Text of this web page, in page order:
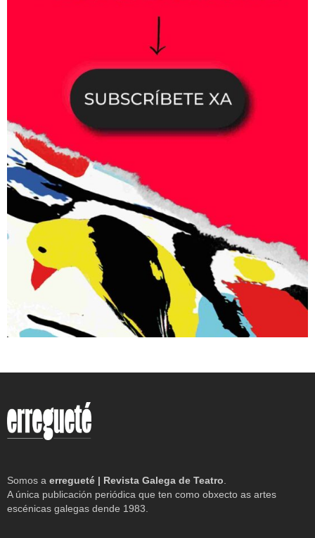
Somos a erregueté | Revista Galega de Teatro
A única publicación periódica que ten como obxecto as artes
escénicas galegas dende 1983.